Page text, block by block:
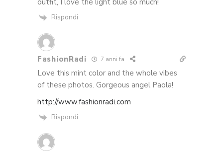
outfit, I love the light blue so much!
Rispondi
FashionRadi 7 anni fa
Love this mint color and the whole vibes
of these photos. Gorgeous angel Paola!
http://www.fashionradi.com
Rispondi